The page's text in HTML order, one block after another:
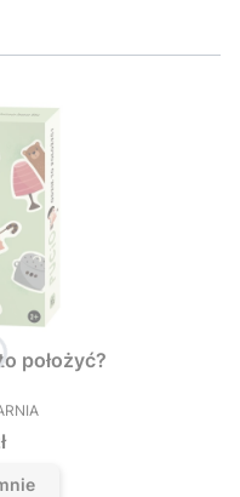
położyć?